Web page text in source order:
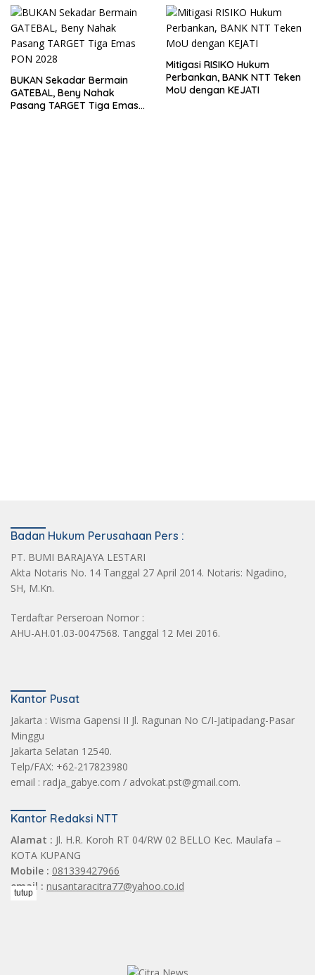
BUKAN Sekadar Bermain
GATEBAL, Beny Nahak
Pasang TARGET Tiga Emas
Mitigasi RISIKO Hukum
Perbankan, BANK NTT Teken
MoU dengan KEJATI
Badan Hukum Perusahaan Pers :
PT. BUMI BARAJAYA LESTARI
Akta Notaris No. 14 Tanggal 27 April 2014. Notaris: Ngadino,
SH, M.Kn.
Terdaftar Perseroan Nomor :
AHU-AH.01.03-0047568. Tanggal 12 Mei 2016.
Kantor Pusat
Jakarta : Wisma Gapensi II Jl. Ragunan No C/I-Jatipadang-Pasar
Minggu
Jakarta Selatan 12540.
Telp/FAX: +62-217823980
email : radja_gabye.com / advokat.pst@gmail.com.
Kantor Redaksi NTT
Alamat : Jl. H.R. Koroh RT 04/RW 02 BELLO Kec. Maulafa –
KOTA KUPANG
Mobile : 081339427966
email : nusantaracitra77@yahoo.co.id
tutup